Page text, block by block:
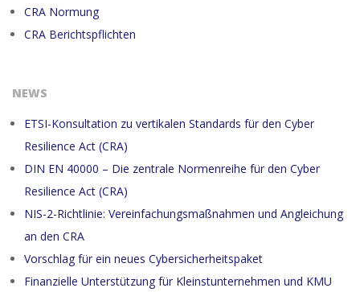
CRA Normung
CRA Berichtspflichten
NEWS
ETSI-Konsultation zu vertikalen Standards für den Cyber
Resilience Act (CRA)
DIN EN 40000 – Die zentrale Normenreihe für den Cyber
Resilience Act (CRA)
NIS-2-Richtlinie: Vereinfachungsmaßnahmen und Angleichung
an den CRA
Vorschlag für ein neues Cybersicherheitspaket
Finanzielle Unterstützung für Kleinstunternehmen und KMU